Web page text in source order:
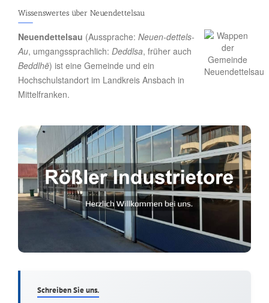
Wissenswertes über Neuendettelsau
Neuendettelsau (Aussprache: Neuen-dettels-
Au, umgangssprachlich: Deddlsa, früher auch
Beddlhē) ist eine Gemeinde und ein
Hochschulstandort im Landkreis Ansbach in
Mittelfranken.
Schreiben Sie uns.